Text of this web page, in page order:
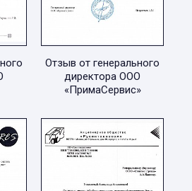
Отзыв от генерального
директора ООО
«ПримаСервис»